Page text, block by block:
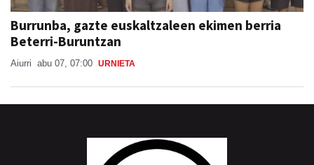
Burrunba, gazte euskaltzaleen ekimen berria
Beterri-Buruntzan
Aiurri abu 07, 07:00 URNIETA